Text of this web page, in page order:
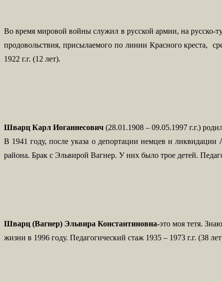
Во время мировой войны служил в русской армии, на русско-
продовольствия, присылаемого по линии Красного креста,
1922 г.г. (12 лет).
Шварц Карл Иоганнесович (28.01.1908 – 09.05.1997 г.г.)
В 1941 году, после указа о депортации немцев и
района. Брак с Эльвирой Вагнер. У них было трое детей.
Шварц (Вагнер) Эльвира Константиновна-это моя тетя.
жизни в 1996 году. Педагогический стаж 1935 – 1973 г.г. (38